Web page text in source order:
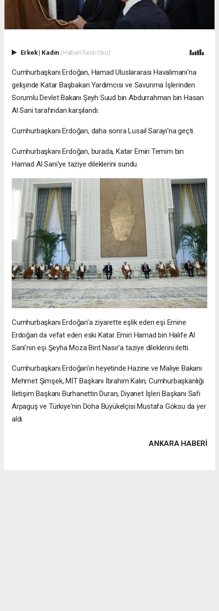
Erkek| Kadın (Haberi Sesli Oku)
Cumhurbaşkanı Erdoğan, Hamad Uluslararası Havalimanı'na
gelişinde Katar Başbakan Yardımcısı ve Savunma İşlerinden
Sorumlu Devlet Bakanı Şeyh Suud bin Abdurrahman bin Hasan
Al Sani tarafından karşılandı.
Cumhurbaşkanı Erdoğan, daha sonra Lusail Sarayı'na geçti.
Cumhurbaşkanı Erdoğan, burada, Katar Emiri Temim bin
Hamad Al Sani'ye taziye dileklerini sundu.
Cumhurbaşkanı Erdoğan'a ziyarette eşlik eden eşi Emine
Erdoğan da vefat eden eski Katar Emiri Hamad bin Halife Al
Sani'nin eşi Şeyha Moza Bint Nasır'a taziye dileklerini iletti.
Cumhurbaşkanı Erdoğan'ın heyetinde Hazine ve Maliye Bakanı
Mehmet Şimşek, MİT Başkanı İbrahim Kalın, Cumhurbaşkanlığı
İletişim Başkanı Burhanettin Duran, Diyanet İşleri Başkanı Safi
Arpaguş ve Türkiye'nin Doha Büyükelçisi Mustafa Göksu da yer
aldı.
ANKARA HABERİ